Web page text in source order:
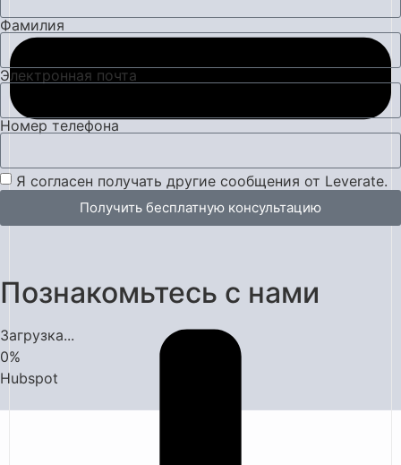
Фамилия
Электронная почта
Номер телефона
Я согласен получать другие сообщения от Leverate.
Получить бесплатную консультацию
Познакомьтесь с нами
Загрузка...
0%
Hubspot